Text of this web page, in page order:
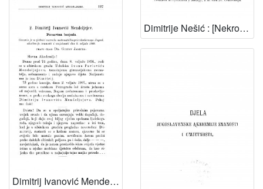
Dimitrije Nešić : [Nekrolog.] / M. Petrović
Dimitrij Ivanović Mendeljejev : Posmrtna besjeda. / G. Janeček